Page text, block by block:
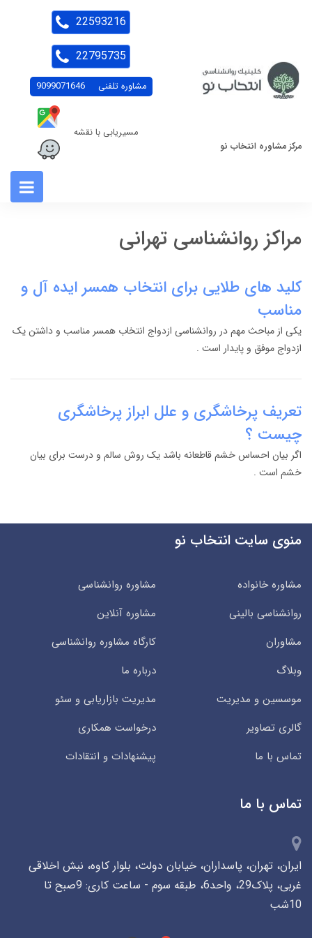
مرکز مشاوره انتخاب نو
مشاوره تلفنی 9099071646
مسیریابی با نقشه
22593216
22795735
مراکز روانشناسی تهرانی
کلید های طلایی برای انتخاب همسر ایده آل و
مناسب
یکی از مباحث مهم در روانشناسی ازدواج انتخاب همسر مناسب و داشتن یک
ازدواج موفق و پایدار است .
تعریف پرخاشگری و علل ابراز پرخاشگری
چیست ؟
اگر بیان احساس خشم قاطعانه باشد یک روش سالم و درست برای بیان
خشم است .
منوی سایت انتخاب نو
مشاوره خانواده
مشاوره روانشناسی
روانشناسی بالینی
مشاوره آنلاین
مشاوران
کارگاه مشاوره روانشناسی
وبلاگ
درباره ما
موسسین و مدیریت
مدیریت بازاریابی و سئو
گالری تصاویر
درخواست همکاری
تماس با ما
پیشنهادات و انتقادات
تماس با ما
ایران، تهران، پاسداران، خیابان دولت، بلوار کاوه، نبش اخلاقی
غربی، پلاک29، واحد6، طبقه سوم - ساعت کاری: 9صبح تا
10شب